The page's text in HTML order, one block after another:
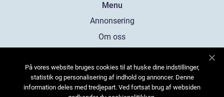
Menu
Annonsering
Om oss
Kontakta oss
Sitemap
På vores website bruges cookies til at huske dine indstillinger,
statistik og personalisering af indhold og annoncer. Denne
information deles med tredjepart. Ved fortsat brug af websiden